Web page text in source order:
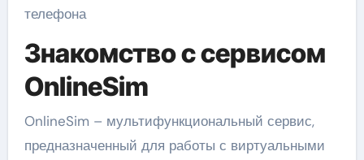
телефона
Знакомство с сервисом
OnlineSim
OnlineSim – мультифункциональный сервис,
предназначенный для работы с виртуальными